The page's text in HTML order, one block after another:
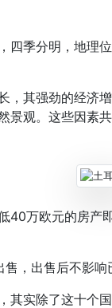
季分明，地理
其强劲的经济
景观。这些因素
万欧元的房产
出售后不影响
实除了这十个